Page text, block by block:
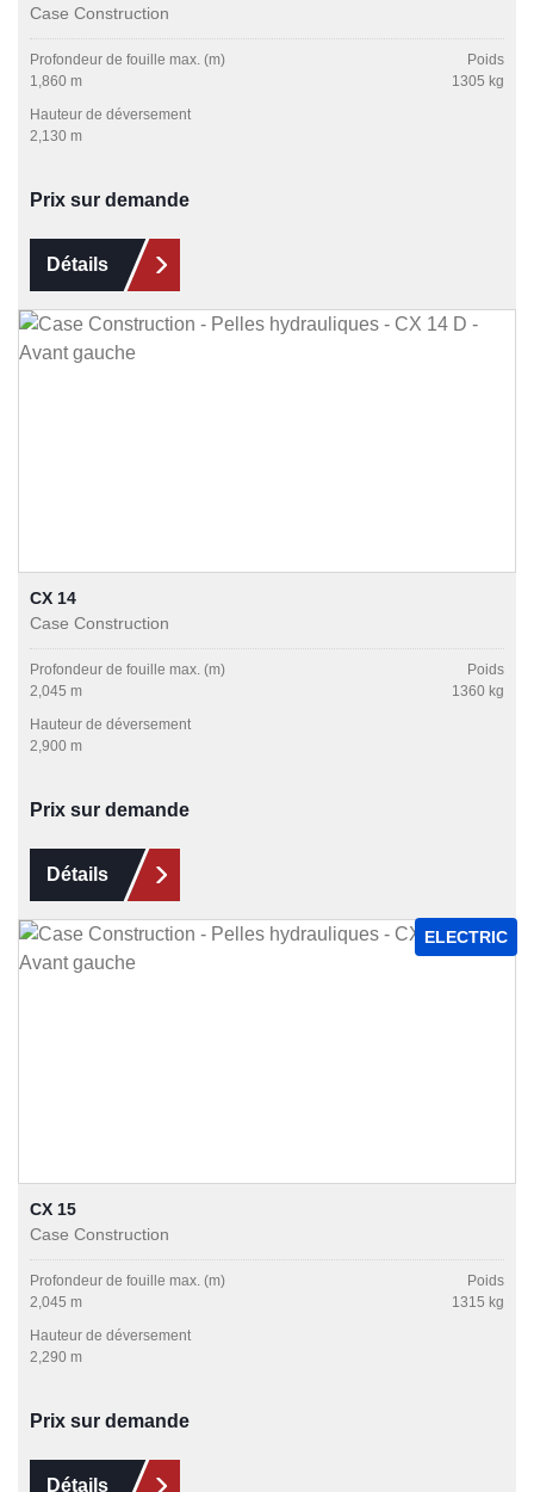
Case Construction
Profondeur de fouille max. (m)
1,860 m
Poids
1305 kg
Hauteur de déversement
2,130 m
Prix sur demande
Détails
CX 14
Case Construction
Profondeur de fouille max. (m)
2,045 m
Poids
1360 kg
Hauteur de déversement
2,900 m
Prix sur demande
Détails
ELECTRIC
CX 15
Case Construction
Profondeur de fouille max. (m)
2,045 m
Poids
1315 kg
Hauteur de déversement
2,290 m
Prix sur demande
Détails